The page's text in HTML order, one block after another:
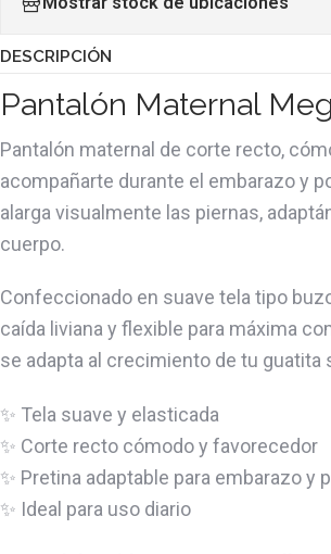
DESCRIPCIÓN
Pantalón Maternal
Pantalón maternal de corte recto,
acompañarte durante el embarazo y
alarga visualmente las piernas,
cuerpo.
Confeccionado en suave tela tipo
caída liviana y flexible para máxima
se adapta al crecimiento de tu guatita
✨ Tela suave y elasticada
✨ Corte recto cómodo y favorecedor
✨ Pretina adaptable para embarazo y
✨ Ideal para uso diario